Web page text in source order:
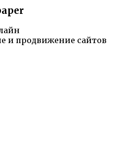
и продвижение сайтов